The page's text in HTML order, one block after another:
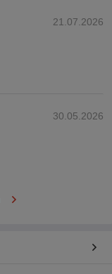
21.07.2026
30.05.2026